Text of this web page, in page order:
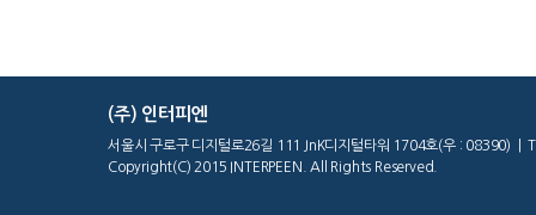
(주) 인터피엔
서울시 구로구 디지털로26길 111 JnK디지털타워 1704호(우 :
Copyright(C) 2015 INTERPEEN. All Rights Reserved.